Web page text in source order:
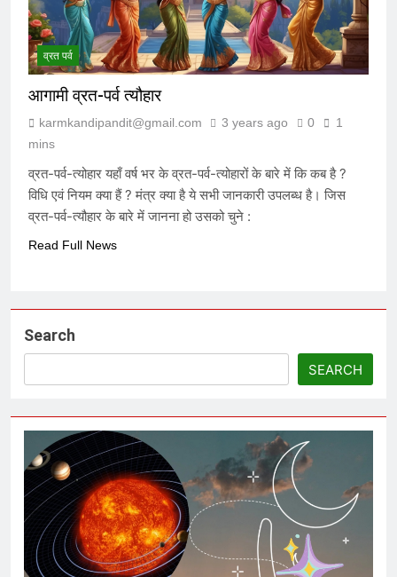
व्रत पर्व
आगामी व्रत-पर्व त्यौहार
karmkandipandit@gmail.com 3 years ago 0
1
mins
व्रत-पर्व-त्योहार यहाँ वर्ष भर के व्रत-पर्व-त्योहारों के बारे में कि कब है ?
विधि एवं नियम क्या हैं ? मंत्र क्या है ये सभी जानकारी उपलब्ध है। जिस
व्रत-पर्व-त्यौहार के बारे में जानना हो उसको चुने :
Read Full News
Search
SEARCH